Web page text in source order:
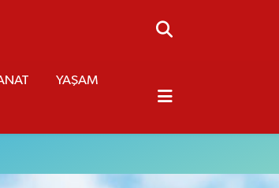
YAŞAM